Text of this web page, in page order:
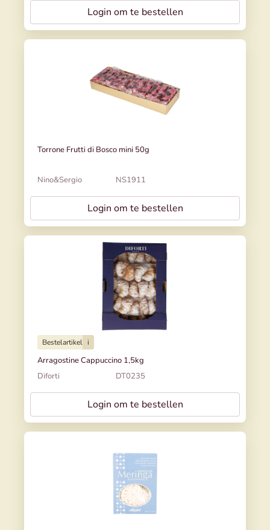
Login om te bestellen
Torrone Frutti di Bosco mini 50g
Nino&Sergio NS1911
Login om te bestellen
Bestelartikel i
Arragostine Cappuccino 1,5kg
Diforti
DT0235
Login om te bestellen